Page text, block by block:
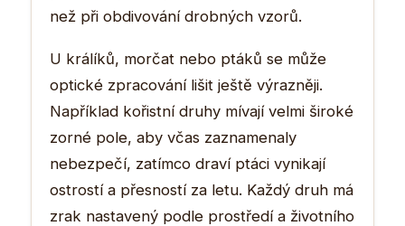
než při obdivování drobných vzorů.
U králíků, morčat nebo ptáků se může
optické zpracování lišit ještě výrazněji.
Například kořistní druhy mívají velmi široké
zorné pole, aby včas zaznamenaly
nebezpečí, zatímco draví ptáci vynikají
ostrostí a přesností za letu. Každý druh má
zrak nastavený podle prostředí a životního